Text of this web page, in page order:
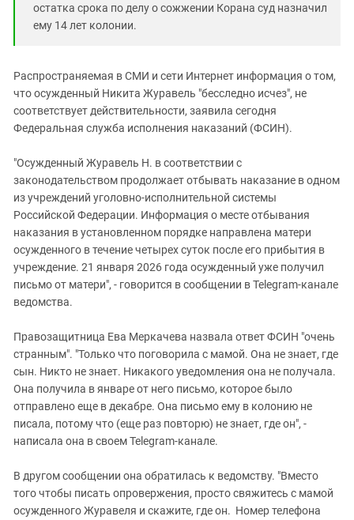
остатка срока по делу о сожжении Корана суд назначил
ему 14 лет колонии.
Распространяемая в СМИ и сети Интернет информация о том,
что осужденный Никита Журавель "бесследно исчез", не
соответствует действительности, заявила сегодня
Федеральная служба исполнения наказаний (ФСИН).
"Осужденный Журавель Н. в соответствии с
законодательством продолжает отбывать наказание в одном
из учреждений уголовно-исполнительной системы
Российской Федерации. Информация о месте отбывания
наказания в установленном порядке направлена матери
осужденного в течение четырех суток после его прибытия в
учреждение. 21 января 2026 года осужденный уже получил
письмо от матери", - говорится в сообщении в Telegram-канале
ведомства.
Правозащитница Ева Меркачева назвала ответ ФСИН "очень
странным". "Только что поговорила с мамой. Она не знает, где
сын. Никто не знает. Никакого уведомления она не получала.
Она получила в январе от него письмо, которое было
отправлено еще в декабре. Она письмо ему в колонию не
писала, потому что (еще раз повторю) не знает, где он", -
написала она в своем Telegram-канале.
В другом сообщении она обратилась к ведомству. "Вместо
того чтобы писать опровержения, просто свяжитесь с мамой
осужденного Журавеля и скажите, где он. Номер телефона